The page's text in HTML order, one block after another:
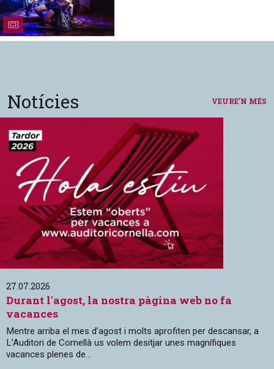
Notícies VEURE'N MÉS
27.07.2026
Durant l'agost, la nostra pàgina web no fa
vacances
Mentre arriba el mes d’agost i molts aprofiten per descansar, a
L’Auditori de Cornellà us volem desitjar unes magnífiques
vacances plenes de...